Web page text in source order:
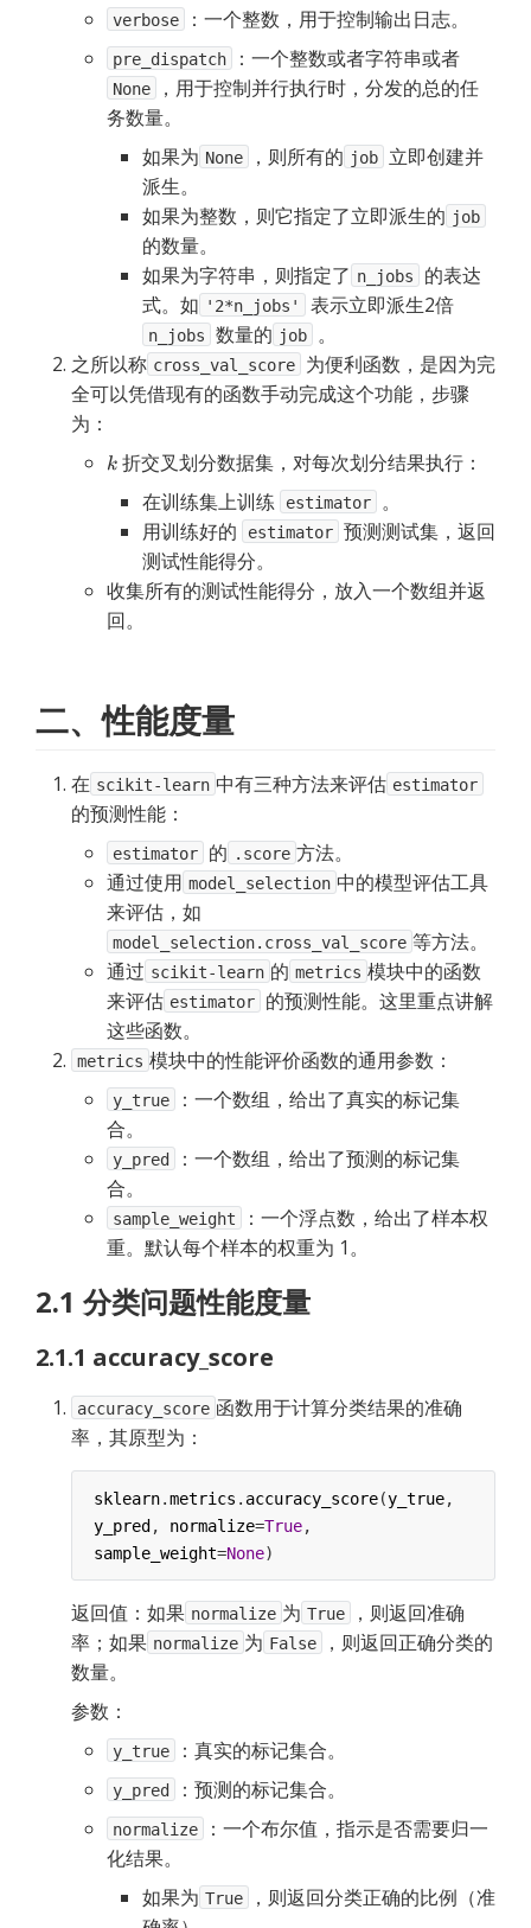
verbose ：一个整数，用于控制输出日志。
pre_dispatch ：一个整数或者字符串或者
None
，用于控制并行执行时，分发的总的任
务数量。
如果为 None ，则所有的 job
立即创建并
派生。
如果为整数，则它指定了立即派生的 job
的数量。
如果为字符串，则指定了 n_jobs
的表达
式。如 '2*n_jobs'
n_jobs 数量的 job
。
之所以称 cross_val_score
为便利函数，是因为完
全可以凭借现有的函数手动完成这个功能，步骤
为：
折交叉划分数据集，对每次划分结果执行：
在训练集上训练
estimator
。
用训练好的
estimator 预测测试集，返回
测试性能得分。
收集所有的测试性能得分，放入一个数组并返
回。
二、性能度量
在 scikit-learn 中有三种方法来评估 estimator
的预测性能：
estimator 的 .score 方法。
通过使用 model_selection 中的模型评估工具
来评估，如
model_selection.cross_val_score 等方法。
通过 scikit-learn 的 metrics 模块中的函数
来评估 estimator
的预测性能。这里重点讲解
这些函数。
metrics 模块中的性能评价函数的通用参数：
y_true
：一个数组，给出了真实的标记集
合。
y_pred
：一个数组，给出了预测的标记集
合。
sample_weight
：一个浮点数，给出了样本权
重。默认每个样本的权重为 1。
2.1 分类问题性能度量
2.1.1 accuracy_score
accuracy_score 函数用于计算分类结果的准确
率，其原型为：
sklearn.metrics . accuracy_score(y_true
y_pred , normalize=True
sample_weight=None)
返回值：如果 normalize 为 True
，则返回准确
率；如果 normalize 为 False
，则返回正确分类的
数量。
参数：
y_true ：真实的标记集合。
y_pred ：预测的标记集合。
normalize
：一个布尔值，指示是否需要归一
化结果。
如果为 True
，则返回分类正确的比例（准